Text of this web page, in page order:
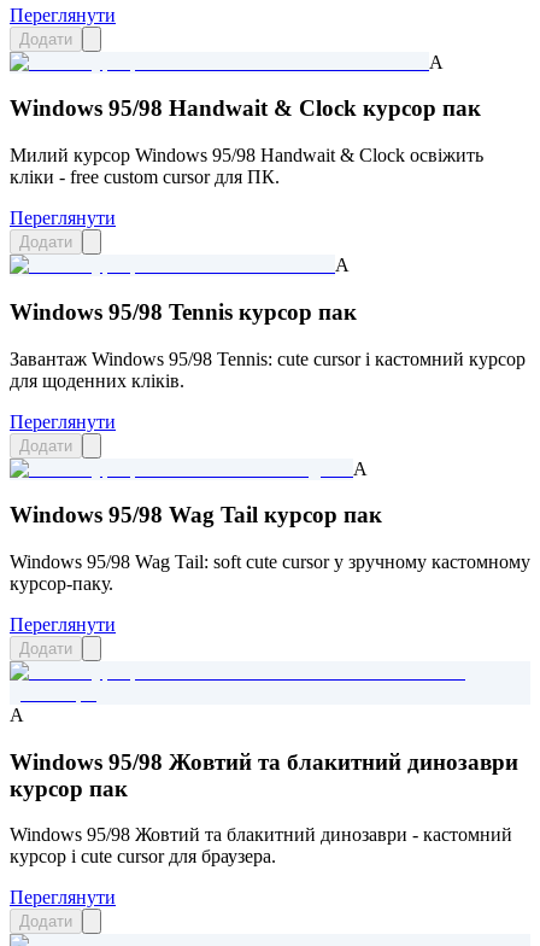
Переглянути
Додати
A
Windows 95/98 Handwait & Clock курсор пак
Милий курсор Windows 95/98 Handwait & Clock освіжить
кліки - free custom cursor для ПК.
Переглянути
Додати
A
Windows 95/98 Tennis курсор пак
Завантаж Windows 95/98 Tennis: cute cursor і кастомний курсор
для щоденних кліків.
Переглянути
Додати
A
Windows 95/98 Wag Tail курсор пак
Windows 95/98 Wag Tail: soft cute cursor у зручному кастомному
курсор-паку.
Переглянути
Додати
A
Windows 95/98 Жовтий та блакитний динозаври
курсор пак
Windows 95/98 Жовтий та блакитний динозаври - кастомний
курсор і cute cursor для браузера.
Переглянути
Додати